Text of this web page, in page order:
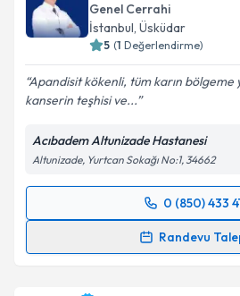
Genel Cerrahi
İstanbul, Üsküdar
5 (1 Değerlendirme)
Apandisit kökenli, tüm karın bölgeme
kanserin teşhisi ve...
Acıbadem Altunizade Hastanesi
Altunizade, Yurtcan Sokağı No:1, 34662
0 (850) 433
Randevu
Randevu Takvimi Talebi